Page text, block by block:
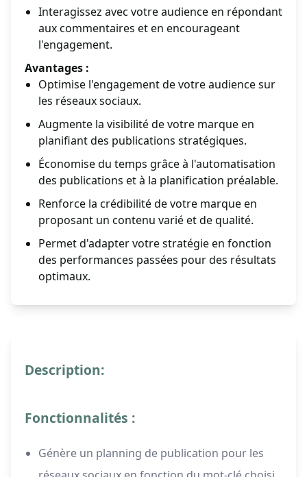
Interagissez avec votre audience en répondant
aux commentaires et en encourageant
l'engagement.
Avantages :
Optimise l'engagement de votre audience sur
les réseaux sociaux.
Augmente la visibilité de votre marque en
planifiant des publications stratégiques.
Économise du temps grâce à l'automatisation
des publications et à la planification préalable.
Renforce la crédibilité de votre marque en
proposant un contenu varié et de qualité.
Permet d'adapter votre stratégie en fonction
des performances passées pour des résultats
optimaux.
Description:
Fonctionnalités :
Génère un planning de publication pour les